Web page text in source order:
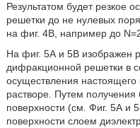
Результатом будет резкое
решетки до не нулевых
на фиг. 4В, например до
На фиг. 5А и 5В изображен
дифракционной решетки в
осуществления настоящего
растворе. Путем получения
поверхности (см. Фиг. 5А и
поверхности слоем